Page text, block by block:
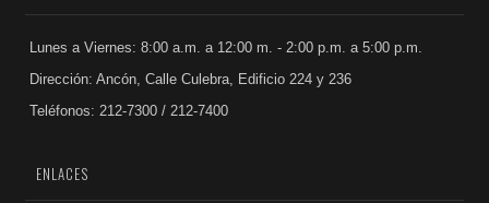
Lunes a Viernes: 8:00 a.m. a 12:00 m. - 2:00 p.m. a 5:00 p.m.
Dirección: Ancón, Calle Culebra, Edificio 224 y 236
Teléfonos: 212-7300 / 212-7400
ENLACES